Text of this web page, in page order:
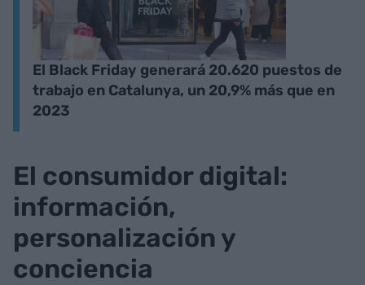
El Black Friday generará 20.620 puestos de
trabajo en Catalunya, un 20,9% más que en
2023
El consumidor digital:
información,
personalización y
conciencia